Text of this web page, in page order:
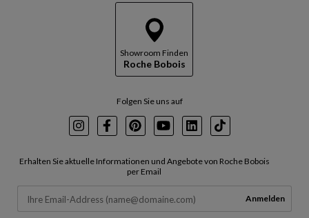
Showroom Finden
Roche Bobois
Folgen Sie uns auf
InstagramFacebookPinterest
YoutubeLinkedInTikTok
Erhalten Sie aktuelle Informationen und Angebote von Roche Bobois
per Email
Anmelden